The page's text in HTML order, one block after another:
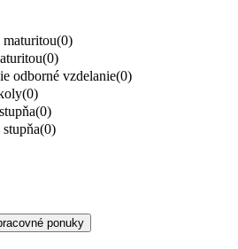
maturitou(0)
(0)
odborné vzdelanie(0)
(0)
(0)
(0)
ponuky